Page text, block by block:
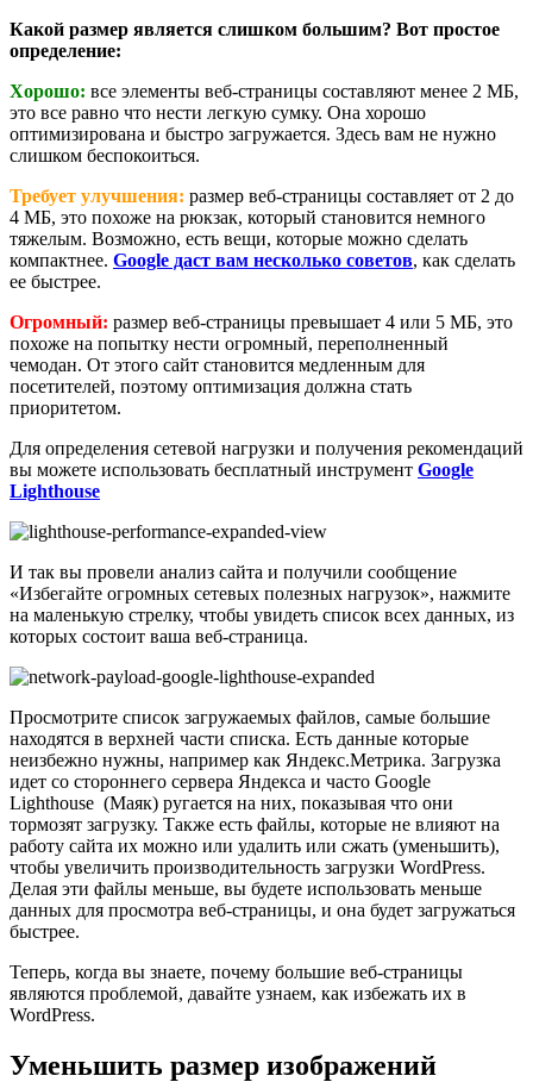
Какой размер является слишком большим? Вот простое
определение:
Хорошо: все элементы веб-страницы составляют менее 2 МБ,
это все равно что нести легкую сумку. Она хорошо
оптимизирована и быстро загружается. Здесь вам не нужно
слишком беспокоиться.
Требует улучшения: размер веб-страницы составляет от 2 до
4 МБ, это похоже на рюкзак, который становится немного
тяжелым. Возможно, есть вещи, которые можно сделать
компактнее. Google даст вам несколько советов, как сделать
ее быстрее.
Огромный: размер веб-страницы превышает 4 или 5 МБ, это
похоже на попытку нести огромный, переполненный
чемодан. От этого сайт становится медленным для
посетителей, поэтому оптимизация должна стать
приоритетом.
Для определения сетевой нагрузки и получения рекомендаций
вы можете использовать бесплатный инструмент Google
Lighthouse
И так вы провели анализ сайта и получили сообщение
«Избегайте огромных сетевых полезных нагрузок», нажмите
на маленькую стрелку, чтобы увидеть список всех данных, из
которых состоит ваша веб-страница.
Просмотрите список загружаемых файлов, самые большие
находятся в верхней части списка. Есть данные которые
неизбежно нужны, например как Яндекс.Метрика. Загрузка
идет со стороннего сервера Яндекса и часто Google
Lighthouse (Маяк) ругается на них, показывая что они
тормозят загрузку. Также есть файлы, которые не влияют на
работу сайта их можно или удалить или сжать (уменьшить),
чтобы увеличить производительность загрузки WordPress.
Делая эти файлы меньше, вы будете использовать меньше
данных для просмотра веб-страницы, и она будет загружаться
быстрее.
Теперь, когда вы знаете, почему большие веб-страницы
являются проблемой, давайте узнаем, как избежать их в
WordPress.
Уменьшить размер изображений